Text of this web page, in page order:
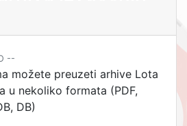
--
možete preuzeti arhive Lota
u nekoliko formata (PDF,
DB)